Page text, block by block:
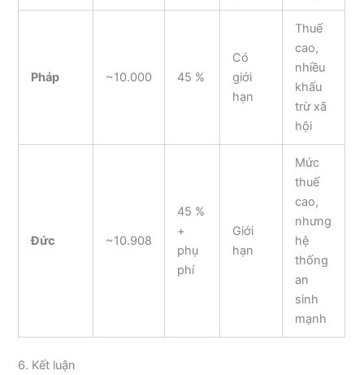
Pháp ~10.000 45 %
Có
giới
hạn
Thuế
cao,
nhiều
khấu
trừ xã
hội
Đức ~10.908
45 %
+
phụ
phí
Giới
hạn
Mức
thuế
cao,
nhưng
hệ
thống
an
sinh
mạnh
6. Kết luận